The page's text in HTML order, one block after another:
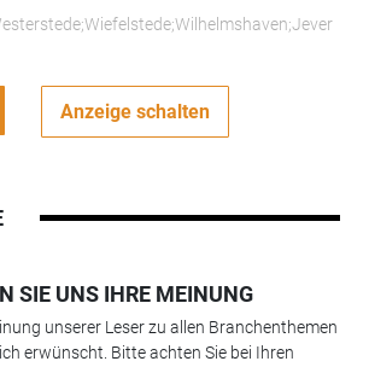
Anzeige schalten
SIE UNS IHRE MEINUNG
unserer Leser zu allen Branchenthemen
erwünscht. Bitte achten Sie bei Ihren